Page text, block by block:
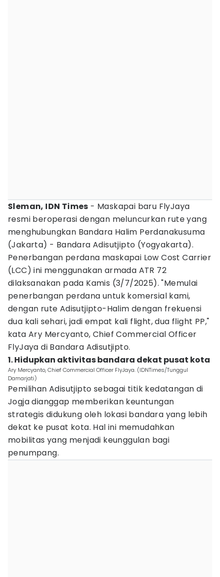
Sleman, IDN Times - Maskapai baru FlyJaya
resmi beroperasi dengan meluncurkan rute yang
menghubungkan Bandara Halim Perdanakusuma
(Jakarta) - Bandara Adisutjipto (Yogyakarta).
Penerbangan perdana maskapai Low Cost Carrier
(LCC) ini menggunakan armada ATR 72
dilaksanakan pada Kamis (3/7/2025). "Memulai
penerbangan perdana untuk komersial kami,
dengan rute Adisutjipto-Halim dengan frekuensi
dua kali sehari, jadi empat kali flight, dua flight PP,"
kata Ary Mercyanto, Chief Commercial Officer
FlyJaya di Bandara Adisutjipto.
1. Hidupkan aktivitas bandara dekat pusat kota
Ary Mercyanto, Chief Commercial Officer FlyJaya. (IDNTimes/Tunggul
Damarjati)
Pemilihan Adisutjipto sebagai titik kedatangan di
Jogja dianggap memberikan keuntungan
strategis didukung oleh lokasi bandara yang lebih
dekat ke pusat kota. Hal ini memudahkan
mobilitas yang menjadi keunggulan bagi
penumpang.